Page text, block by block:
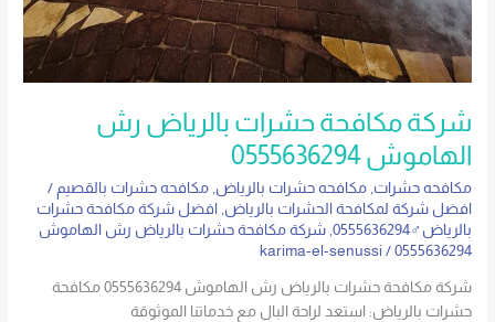
شركة مكافحة حشرات بالرياض رش
الهاموش 0555636294
مكافحه حشرات ,مكافحه حشرات بالرياض ,مكافحه حشرات بالقصيم /
افضل شركة لمكافحة الحشرات بالرياض ,افضل شركة مكافحة حشرات
بالرياض♂0555636294
,شركة مكافحة حشرات بالرياض رش الهاموش
0555636294
/
karima-el-senussi
شركة مكافحة حشرات بالرياض رش الهاموش 0555636294 مكافحة
حشرات بالرياض: استعد لراحة البال مع خدماتنا الموثوقة